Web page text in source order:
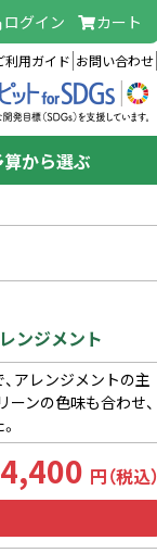
ログイン カート
利用ガイド お問い合わせ
から選ぶ
ンジメント
アレンジメントの主
ンの色味も合わせ、
4,400 円（税込）